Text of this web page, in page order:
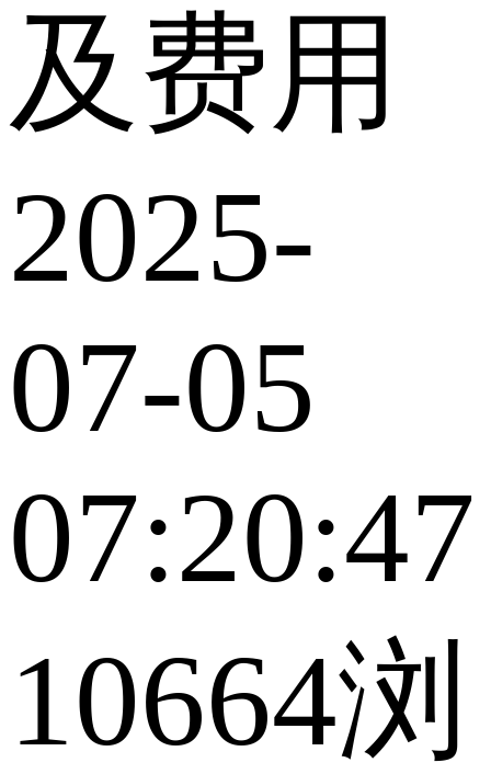
及费用
2025-
07-05
07:20:47
10664浏